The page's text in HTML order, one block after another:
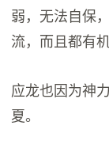
弱，无法自保
流，而且都有
应龙也因为神
夏。